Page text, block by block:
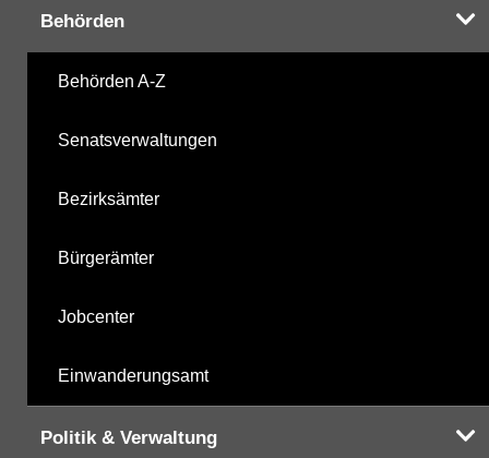
Behörden
Behörden A-Z
Senatsverwaltungen
Bezirksämter
Bürgerämter
Jobcenter
Einwanderungsamt
Politik & Verwaltung